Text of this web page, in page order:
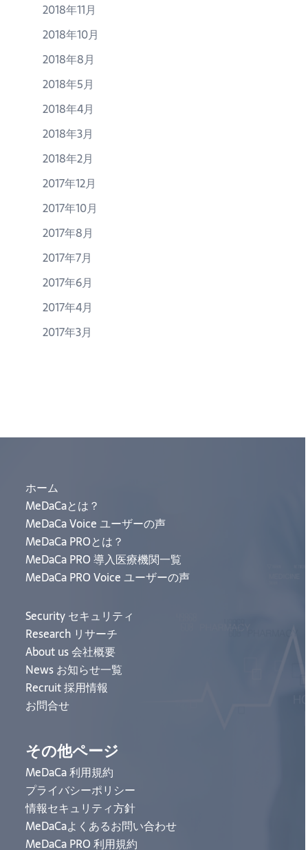
2018年11月
2018年10月
2018年8月
2018年5月
2018年4月
2018年3月
2018年2月
2017年12月
2017年10月
2017年8月
2017年7月
2017年6月
2017年4月
2017年3月
ホーム
MeDaCaとは？
MeDaCa Voice ユーザーの声
MeDaCa PROとは？
MeDaCa PRO 導入医療機関一覧
MeDaCa PRO Voice ユーザーの声
Security セキュリティ
Research リサーチ
About us 会社概要
News お知らせ一覧
Recruit 採用情報
お問合せ
その他ページ
MeDaCa 利用規約
プライバシーポリシー
情報セキュリティ方針
MeDaCaよくあるお問い合わせ
MeDaCa PRO 利用規約